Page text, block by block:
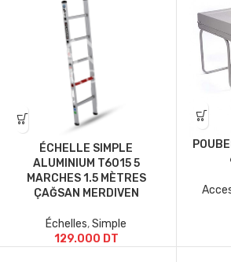
ÉCHELLE SIMPLE
ALUMINIUM T6015 5
MARCHES 1.5 MÈTRES
ÇAĞSAN MERDIVEN
Échelles,Simple
129.000 DT